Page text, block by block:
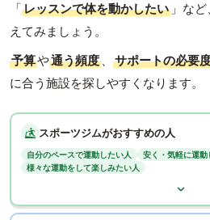
「レッスンで体を動かしたい 」な
えてみましょう。
予算や通う頻度 、 サポートの必要
に合う施設を探しやすくなります。
スポーツジムがおすすめの人
自分のペースで運動したい人
安く・気軽に運動
様々な運動をして楽しみたい人